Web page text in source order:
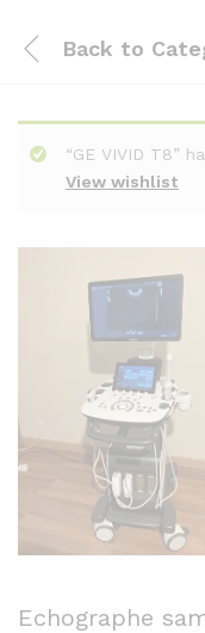
Back to
View wishlist
“GE VIVID T8”
Echographe